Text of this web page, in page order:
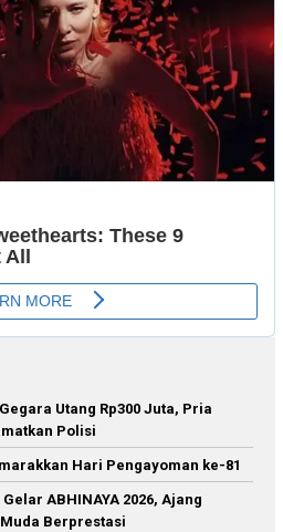
Utang Rp300 Juta, Pria
Polisi
Hari Pengayoman ke-81
ABHINAYA 2026, Ajang
Berprestasi